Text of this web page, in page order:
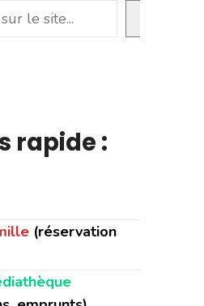
rapide :
(réservation